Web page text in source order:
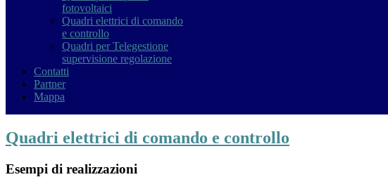
fotovoltaici
Quadri elettrici di comando
e controllo
Quadri per Telegestione
supervisione regolazione
Contatti
Partner
Mappa
Quadri elettrici di comando e controllo
Esempi di realizzazioni